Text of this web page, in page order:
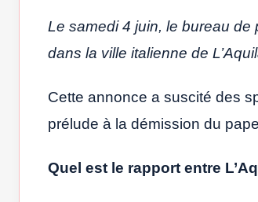
Le samedi 4 juin, le bureau
dans la ville italienne de
Cette annonce a suscité des
prélude à la démission du
Quel est le rapport entre